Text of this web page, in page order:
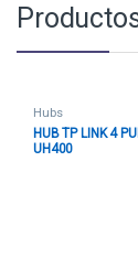
Hubs
HUB TP LINK 4
UH400